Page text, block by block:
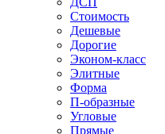
Стоимость
Дешевые
Дорогие
Эконом-класс
Элитные
Форма
П-образные
Угловые
Прямые